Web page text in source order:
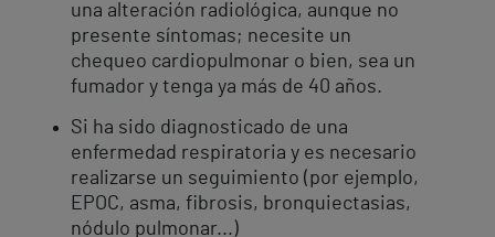
una alteración radiológica, aunque no
presente síntomas; necesite un
chequeo cardiopulmonar o bien, sea un
fumador y tenga ya más de 40 años.
Si ha sido diagnosticado de una
enfermedad respiratoria y es necesario
realizarse un seguimiento (por ejemplo,
EPOC, asma, fibrosis, bronquiectasias,
nódulo pulmonar...)